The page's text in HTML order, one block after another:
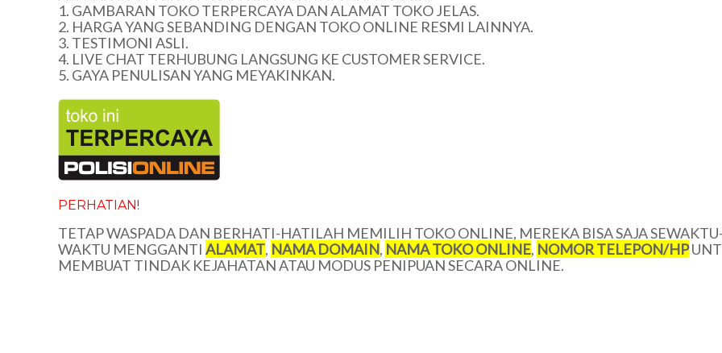
1. GAMBARAN TOKO TERPERCAYA DAN ALAMAT TOKO JELAS.
2. HARGA YANG SEBANDING DENGAN TOKO ONLINE RESMI LAINNYA.
3. TESTIMONI ASLI.
4. LIVE CHAT TERHUBUNG LANGSUNG KE CUSTOMER SERVICE.
5. GAYA PENULISAN YANG MEYAKINKAN.
PERHATIAN!
TETAP WASPADA DAN BERHATI-HATILAH MEMILIH TOKO ONLINE, MEREKA BISA SAJA
WAKTU MENGGANTI ALAMAT, NAMA DOMAIN, NAMA TOKO ONLINE, NOMOR TELEPON/HP
MEMBUAT TINDAK KEJAHATAN ATAU MODUS PENIPUAN SECARA ONLINE.